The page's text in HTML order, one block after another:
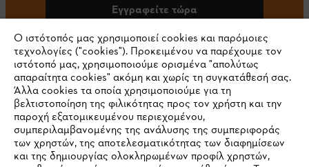
Εγγραφείτε τώρα
#STIHL
Ο ιστότοπός μας χρησιμοποιεί cookies και παρόμοιες
τεχνολογίες ("cookies"). Προκειμένου να παρέχουμε τον
ιστότοπό μας, χρησιμοποιούμε ορισμένα "απολύτως
απαραίτητα cookies" ακόμη και χωρίς τη συγκατάθεσή σας.
Άλλα cookies τα οποία χρησιμοποιούμε για τη
βελτιστοποίηση της φιλικότητας προς τον χρήστη και την
παροχή εξατομικευμένου περιεχομένου,
συμπεριλαμβανομένης της ανάλυσης της συμπεριφοράς
των χρηστών, της αποτελεσματικότητας των διαφημίσεων
και της δημιουργίας ολοκληρωμένων προφίλ χρηστών,